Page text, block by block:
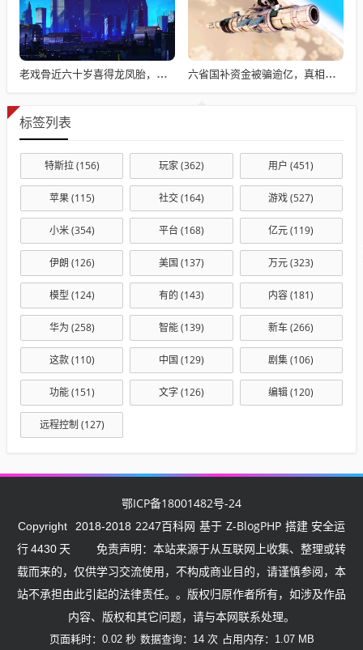
老戏骨近六十岁喜得龙凤胎，被误认作爷爷背后的故事揭秘 六省国补资金被骗逾亿，真相揭秘与违规操作背后的故事
标签列表
特斯拉(156) 玩家(362) 用户 (451)
苹果(115) 社交(164) 游戏(527)
小米(354) 平台 (168) 亿元(119)
伊朗 (126) 美国 (137) 万元(323)
模型 (124) 有的 (143) 内容(181)
华为 (258) 智能(139) 新车(266)
这款(110) 中国 (129) 剧集(106)
功能(151) 文字(126) 编辑(120)
远程控制 (127)
鄂ICP备18001482号-24
Copyright 2018-2018 2247百科网 基于 Z-BlogPHP 搭建 安全运
行4430 天
免责声明：本站来源于从互联网上收集、整理或转
载而来的，仅供学习交流使用，不构成商业目的，请谨慎参阅，本
站不承担由此引起的法律责任。。版权归原作者所有，如涉及作品
内容、版权和其它问题，请与本网联系处理。
页面耗时：0.02 秒 数据查询：14 次 占用内存：1.07 MB